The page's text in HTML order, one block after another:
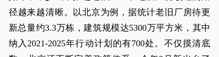
径越来越清晰。以北京为例，据统计老旧厂房待更
新总量约3.3万栋，建筑规模达5300万平方米，其中
纳入2021-2025年行动计划的有700处。不仅摸清底